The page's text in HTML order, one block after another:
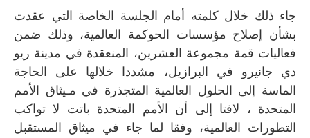
جاء ذلك خلال كلمته أمام الجلسة الخاصة التي عقدت
بشأن إصلاح مؤسسات الحوكمة العالمية، وذلك ضمن
فعاليات قمة مجموعة العشرين، المنعقدة في مدينة ريو
دي جانيرو في البرازيل، مشددا خلالها على الحاجة
الماسة إلى الحلول العالمية المتجذرة في مـيثاق الأمم
المتحدة ، لافتا إلى أن الأمم المتحدة باتت لا تواكب
التطورات العالمية، وفقا لما جاء في ميثاق المستقبل